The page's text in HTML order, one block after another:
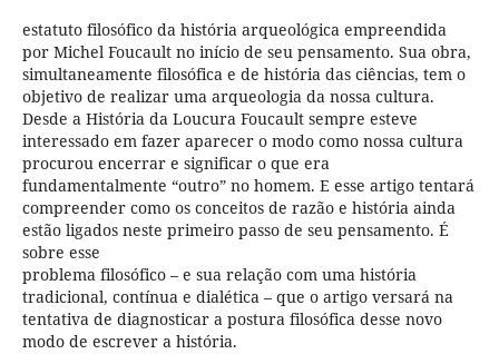
estatuto filosófico da história arqueológica empreendida
por Michel Foucault no início de seu pensamento. Sua obra,
simultaneamente filosófica e de história das ciências, tem o
objetivo de realizar uma arqueologia da nossa cultura.
Desde a História da Loucura Foucault sempre esteve
interessado em fazer aparecer o modo como nossa cultura
procurou encerrar e significar o que era
fundamentalmente “outro” no homem. E esse artigo tentará
compreender como os conceitos de razão e história ainda
estão ligados neste primeiro passo de seu pensamento. É
sobre esse
problema filosófico – e sua relação com uma história
tradicional, contínua e dialética – que o artigo versará na
tentativa de diagnosticar a postura filosófica desse novo
modo de escrever a história.